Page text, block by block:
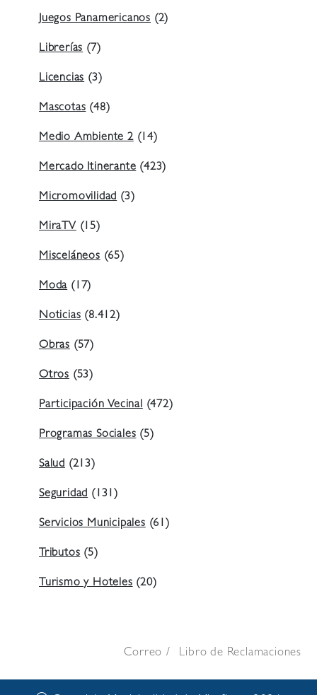
Juegos Panamericanos (2)
Librerías (7)
Licencias (3)
Mascotas (48)
Medio Ambiente 2(14)
Mercado Itinerante (423)
Micromovilidad (3)
MiraTV (15)
Misceláneos (65)
Moda (17)
Noticias (8.412)
Obras (57)
Otros (53)
Participación Vecinal (472)
Programas Sociales (5)
Salud (213)
Seguridad (131)
Servicios Municipales (61)
Tributos (5)
Turismo y Hoteles (20)
Correo Libro de Reclamaciones